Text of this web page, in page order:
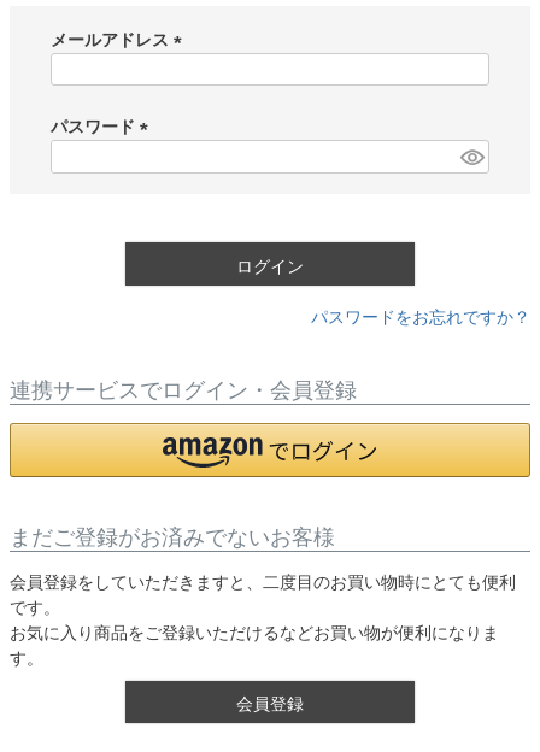
メールアドレス
)
パスワード
ログイン
パスワードをお忘れですか？
連携サービスでログイン・会員登録
まだご登録がお済みでないお客様
会員登録をしていただきますと、二度目のお買い物時にとても便利
です。
お気に入り商品をご登録いただけるなどお買い物が便利になりま
す。
会員登録